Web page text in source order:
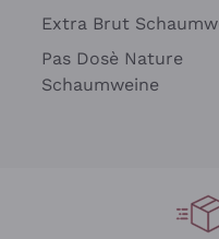
Extra Brut
Pas Dosè Nature
Schaumweine